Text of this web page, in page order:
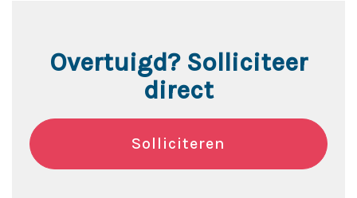
Overtuigd? Solliciteer
direct
Solliciteren